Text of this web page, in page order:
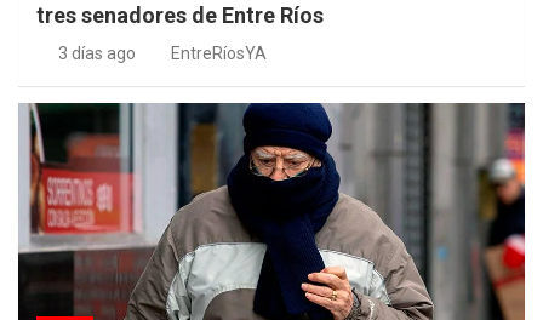
tres senadores de Entre Ríos
3 días ago EntreRíosYA